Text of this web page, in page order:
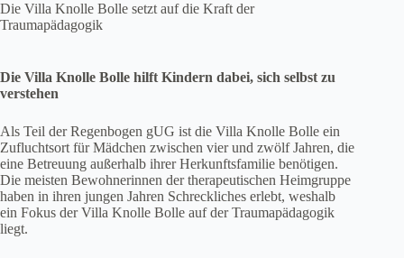
Die Villa Knolle Bolle setzt auf die Kraft der
Traumapädagogik
Die Villa Knolle Bolle hilft Kindern dabei, sich selbst zu
verstehen
Als Teil der Regenbogen gUG ist die Villa Knolle Bolle ein
Zufluchtsort für Mädchen zwischen vier und zwölf Jahren, die
eine Betreuung außerhalb ihrer Herkunftsfamilie benötigen.
Die meisten Bewohnerinnen der therapeutischen Heimgruppe
haben in ihren jungen Jahren Schreckliches erlebt, weshalb
ein Fokus der Villa Knolle Bolle auf der Traumapädagogik
liegt.